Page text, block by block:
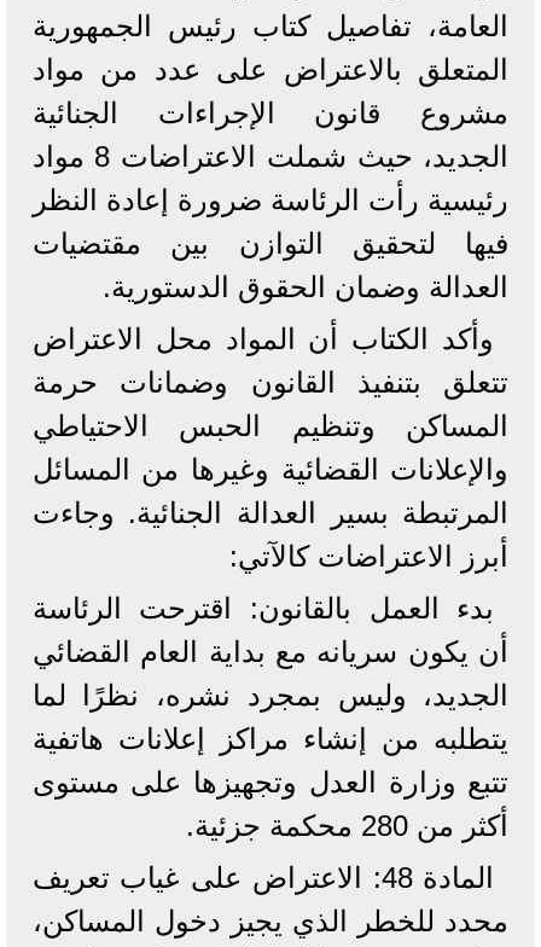
العامة، تفاصيل كتاب رئيس الجمهورية
المتعلق بالاعتراض على عدد من مواد
مشروع قانون الإجراءات الجنائية
الجديد، حيث شملت الاعتراضات 8 مواد
رئيسية رأت الرئاسة ضرورة إعادة النظر
فيها لتحقيق التوازن بين مقتضيات
العدالة وضمان الحقوق الدستورية.
وأكد الكتاب أن المواد محل الاعتراض
تتعلق بتنفيذ القانون وضمانات حرمة
المساكن وتنظيم الحبس الاحتياطي
والإعلانات القضائية وغيرها من المسائل
المرتبطة بسير العدالة الجنائية. وجاءت
أبرز الاعتراضات كالآتي:
بدء العمل بالقانون: اقترحت الرئاسة
أن يكون سريانه مع بداية العام القضائي
الجديد، وليس بمجرد نشره، نظرًا لما
يتطلبه من إنشاء مراكز إعلانات هاتفية
تتبع وزارة العدل وتجهيزها على مستوى
أكثر من 280 محكمة جزئية.
المادة 48: الاعتراض على غياب تعريف
محدد للخطر الذي يجيز دخول المساكن،